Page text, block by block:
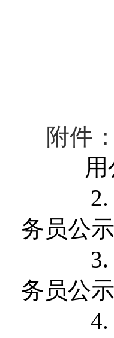
附件
2.
务员公
3.
务员公
4.